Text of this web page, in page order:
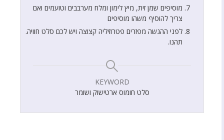
מוסיפים שמן זית, מיץ לימון ומלח מערבבים וטועמים ואם
צריך להוסיף משהו מוסיפים
לפני ההגשה מפזרים פטרוזיליה קצוצה ויש לכם סלט חוויה.
תהנו.
KEYWORD
סלט חומוס ארטישוק ושומר